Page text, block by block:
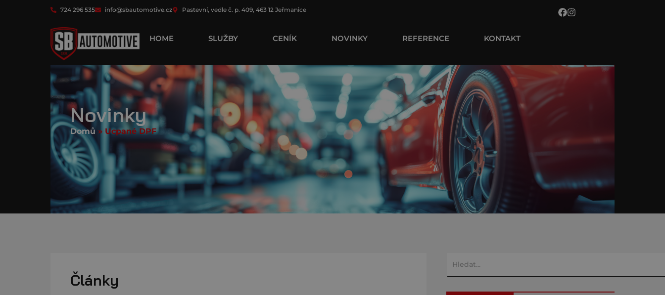
724 296 535 info@sbautomotive.cz Pastevní, vedle č. p. 409, 463 12 Jeřmanice
HOME SLUŽBY CENÍK NOVINKY REFERENCE KONTAKT
Novinky
Domů » Ucpané DPF
Články